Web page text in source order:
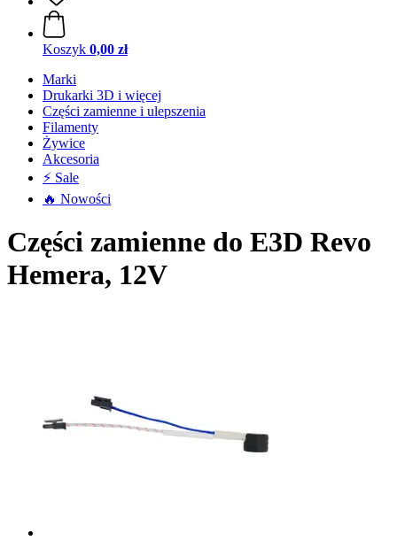
Koszyk 0,00 zł
Marki
Drukarki 3D i więcej
Części zamienne i ulepszenia
Filamenty
Żywice
Akcesoria
⚡ Sale
🔥 Nowości
Części zamienne do E3D Revo
Hemera, 12V